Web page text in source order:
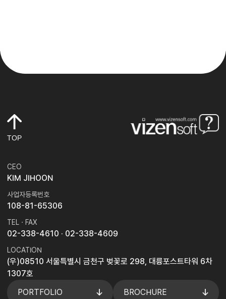
TOP
CEO
KIM JIHOON
사업자등록번호
108-81-65306
TEL · FAX
02-338-4610 · 02-338-4609
LOCATION
(우)08510 서울특별시 금천구 벚꽃로 298, 대륭포스트타워 6차
1307호
PORTFOLIO
BROCHURE